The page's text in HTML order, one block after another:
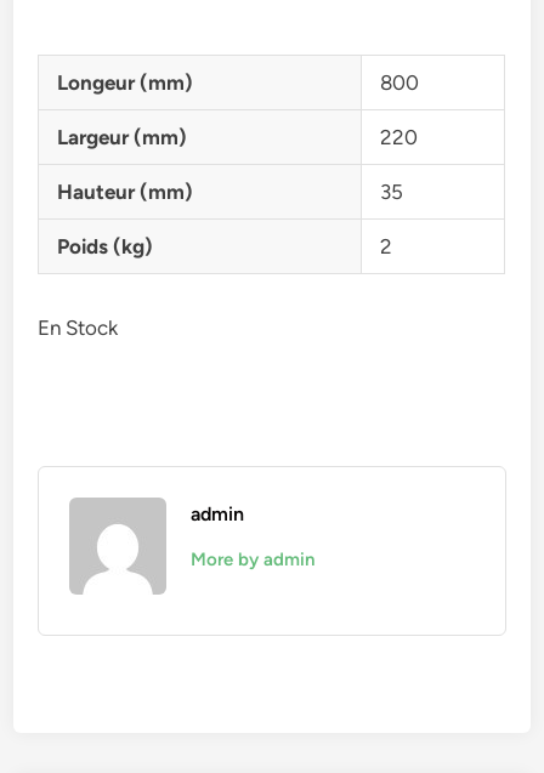
Longeur (mm) 800
Largeur (mm) 220
Hauteur (mm) 35
Poids (kg) 2
En Stock
admin
More by admin